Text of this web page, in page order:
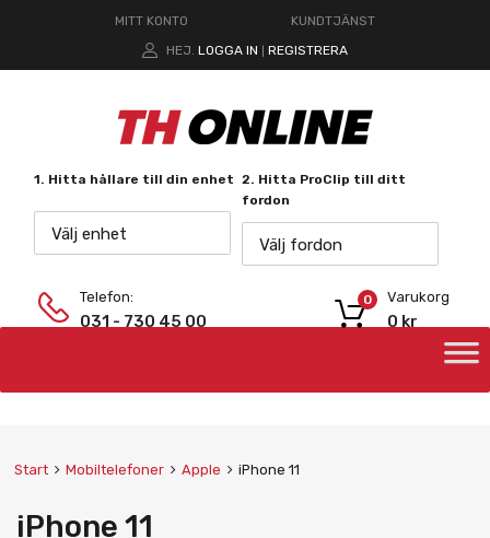
MITT KONTO
KUNDTJÄNST
HEJ. LOGGA IN REGISTRERA
1. Hitta hållare till din enhet
Välj enhet
2. Hitta ProClip till ditt
fordon
Välj fordon
Telefon:
031 - 730 45 00
Varukorg
0 kr
0
Start Mobiltelefoner Apple iPhone 11
iPhone 11